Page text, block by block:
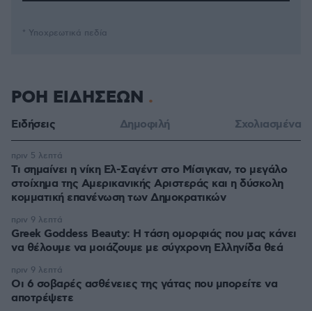
* Υποχρεωτικά πεδία
ΡΟΗ ΕΙΔΗΣΕΩΝ
Ειδήσεις Δημοφιλή Σχολιασμένα
Τι σημαίνει η νίκη Ελ-Σαγέντ στο Μίσιγκαν, το μεγάλο
στοίχημα της Aμερικανικής Αριστεράς και η δύσκολη
κομματική επανένωση των Δημοκρατικών
πριν 5 λεπτά
Greek Goddess Beauty: Η τάση ομορφιάς που μας κάνει
να θέλουμε να μοιάζουμε με σύγχρονη Ελληνίδα θεά
πριν 9 λεπτά
Οι 6 σοβαρές ασθένειες της γάτας που μπορείτε να
αποτρέψετε
πριν 9 λεπτά